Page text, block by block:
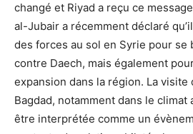
changé et Riyad a reçu ce
al-Jubair a récemment déclaré
des forces au sol en Syrie pour se
contre Daech, mais également
expansion dans la région. La visite
Bagdad, notamment dans le climat
être interprétée comme un